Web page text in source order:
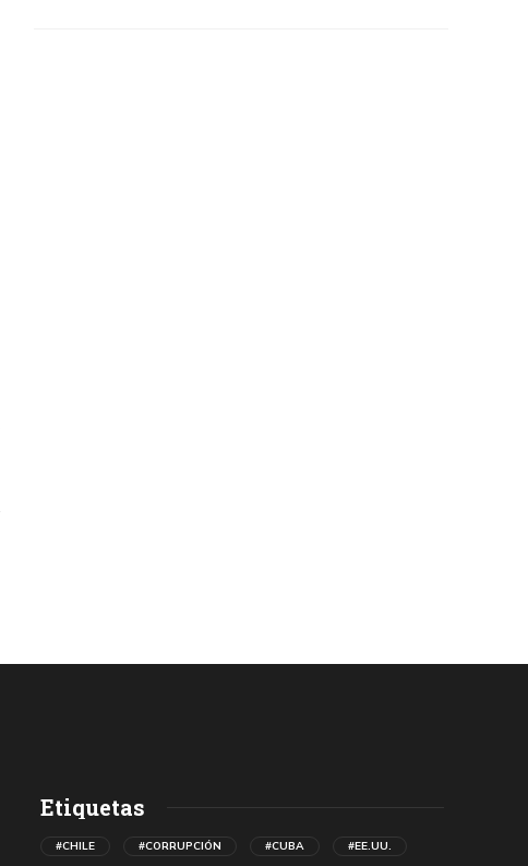
Etiquetas
#CHILE #CORRUPCIÓN #CUBA #EE.UU.